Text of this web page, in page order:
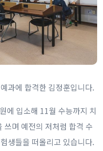
과에 합격한 김정훈입니다.
에 입소해 11월 수능까지 치
쓰며 예전의 저처럼 합격 수
생들을 떠올리고 있습니다.